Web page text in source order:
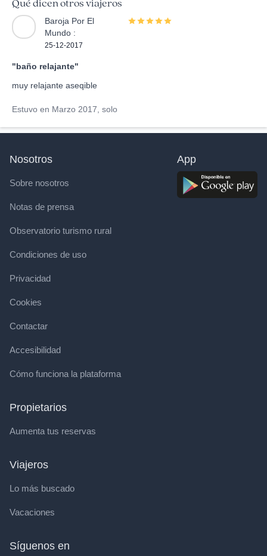
Qué dicen otros viajeros
Baroja Por El
Mundo :
25-12-2017
"baño relajante"
muy relajante aseqible
Estuvo en Marzo 2017, solo
Nosotros
Sobre nosotros
Notas de prensa
Observatorio turismo rural
Condiciones de uso
Privacidad
Cookies
Contactar
Accesibilidad
Cómo funciona la plataforma
Propietarios
Aumenta tus reservas
Viajeros
Lo más buscado
Vacaciones
App
Síguenos en